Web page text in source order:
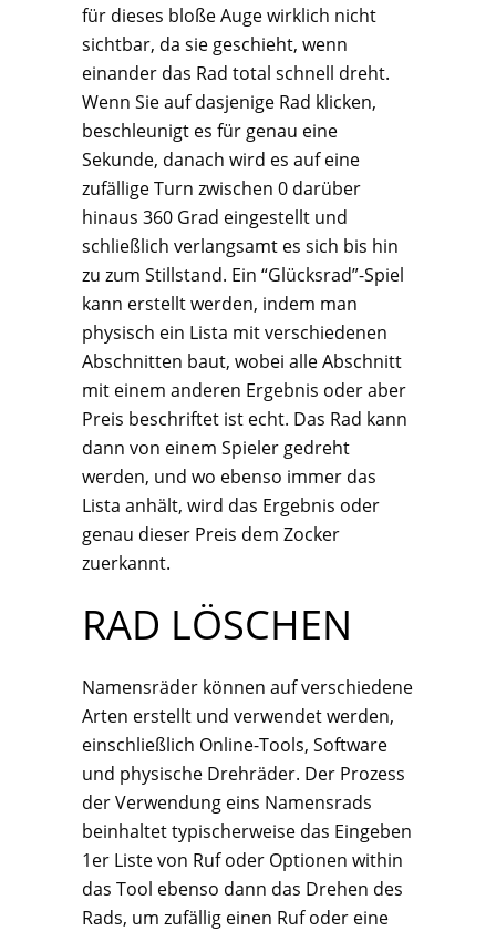
für dieses bloße Auge wirklich nicht
sichtbar, da sie geschieht, wenn
einander das Rad total schnell dreht.
Wenn Sie auf dasjenige Rad klicken,
beschleunigt es für genau eine
Sekunde, danach wird es auf eine
zufällige Turn zwischen 0 darüber
hinaus 360 Grad eingestellt und
schließlich verlangsamt es sich bis hin
zu zum Stillstand. Ein “Glücksrad”-Spiel
kann erstellt werden, indem man
physisch ein Lista mit verschiedenen
Abschnitten baut, wobei alle Abschnitt
mit einem anderen Ergebnis oder aber
Preis beschriftet ist echt. Das Rad kann
dann von einem Spieler gedreht
werden, und wo ebenso immer das
Lista anhält, wird das Ergebnis oder
genau dieser Preis dem Zocker
zuerkannt.
RAD LÖSCHEN
Namensräder können auf verschiedene
Arten erstellt und verwendet werden,
einschließlich Online-Tools, Software
und physische Drehräder. Der Prozess
der Verwendung eins Namensrads
beinhaltet typischerweise das Eingeben
1er Liste von Ruf oder Optionen within
das Tool ebenso dann das Drehen des
Rads, um zufällig einen Ruf oder eine